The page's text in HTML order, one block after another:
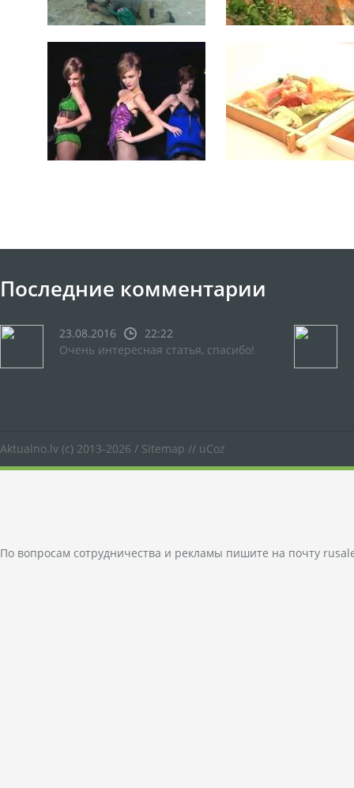
Последние комментарии
23.08.2016
22:22
Очень интересная статья, спасибо!
Aktualno.lv (c) 2013-2026 / Sitemap // uCoz
По вопросам сотрудничества и рекламы пишите на почту